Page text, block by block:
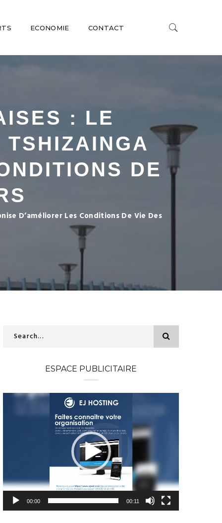
ECONOMIE CONTACT
: LE
DE
D’améliorer Les Conditions De Vie Des
ESPACE PUBLICITAIRE
Lecteur
vidéo
00:00 00:11